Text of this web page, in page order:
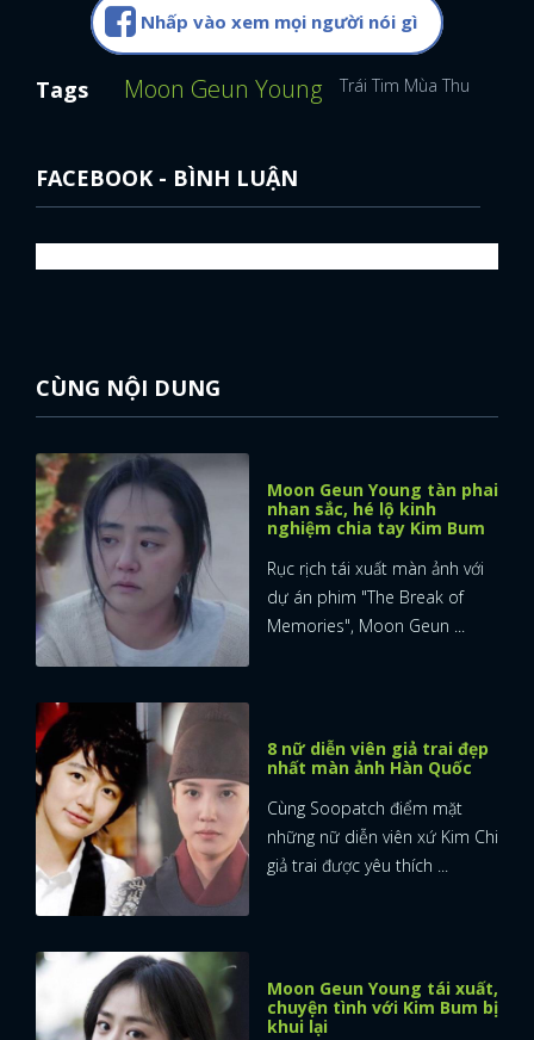
Nhấp vào xem mọi người nói gì
Tags Moon Geun Young Trái Tim Mùa Thu
FACEBOOK - BÌNH LUẬN
CÙNG NỘI DUNG
Moon Geun Young tàn phai
nhan sắc, hé lộ kinh
nghiệm chia tay Kim Bum
Rục rịch tái xuất màn ảnh với
dự án phim "The Break of
Memories", Moon Geun ...
8 nữ diễn viên giả trai đẹp
nhất màn ảnh Hàn Quốc
Cùng Soopatch điểm mặt
những nữ diễn viên xứ Kim Chi
giả trai được yêu thích ...
Moon Geun Young tái xuất,
chuyện tình với Kim Bum bị
khui lại